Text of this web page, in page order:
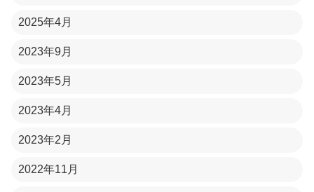
2025年4月
2023年9月
2023年5月
2023年4月
2023年2月
2022年11月